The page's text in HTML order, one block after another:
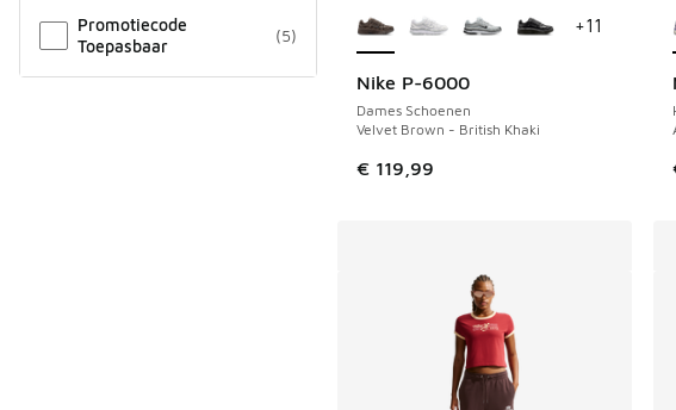
Promotiecode
Toepasbaar
(5)
Nike P-6000
Dames Schoenen
Velvet Brown - British Khaki
€ 119,99
+11